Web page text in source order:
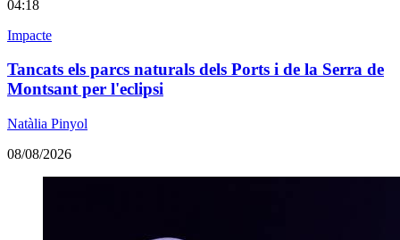
04:18
Impacte
Tancats els parcs naturals dels Ports i de la Serra de
Montsant per l'eclipsi
Natàlia Pinyol
08/08/2026